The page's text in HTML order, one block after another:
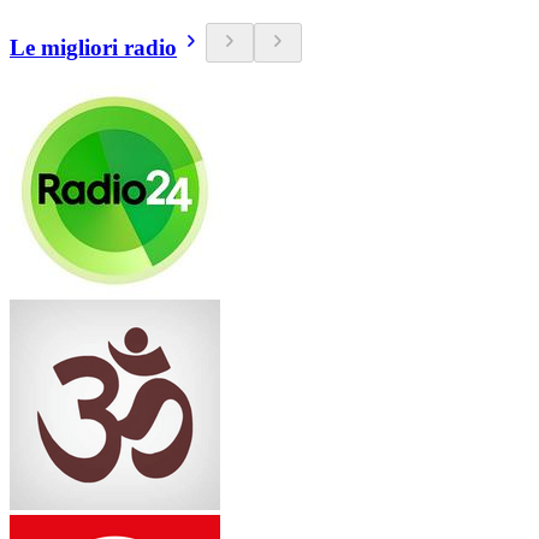
Le migliori radio